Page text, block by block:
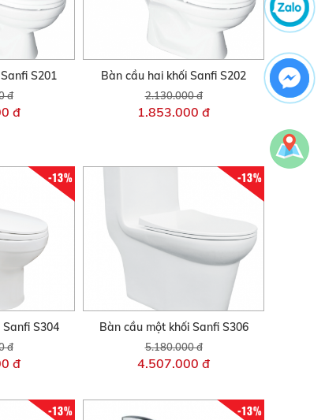
S201
đ
đ
Bàn cầu hai khối Sanfi S202
2.130.000 đ
1.853.000 đ
-13%
S304
đ
đ
-13%
Bàn cầu một khối Sanfi S306
5.180.000 đ
4.507.000 đ
-13% -13%